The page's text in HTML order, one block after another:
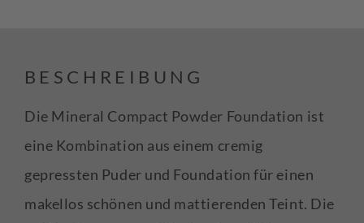
BESCHREIBUNG
Die Mineral Compact Powder Foundation ist
eine Kombination aus einem cremig
gepressten Puder und Foundation für einen
makellos schönen und mattierenden Teint. Die